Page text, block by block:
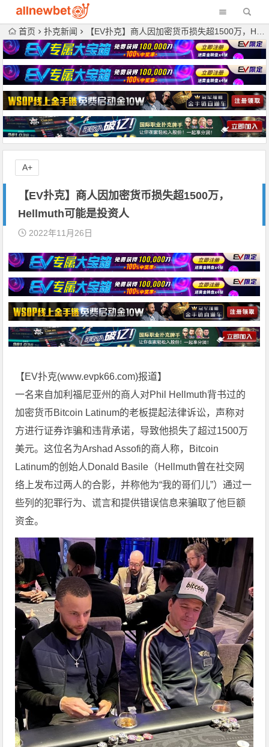
首页 扑克新闻 【EV扑克】商人因加密货币损失超1500万，Hellmuth可能是投资人
【EV扑克】商人因加密货币损失超1500万，
Hellmuth可能是投资人
2022年11月26日
【EV扑克(www.evpk66.com)报道】
一名来自加利福尼亚州的商人对Phil Hellmuth背书过的
加密货币Bitcoin Latinum的老板提起法律诉讼，声称对
方进行证券诈骗和违背承诺，导致他损失了超过1500万
美元。这位名为Arshad Assofi的商人称，Bitcoin
Latinum的创始人Donald Basile（Hellmuth曾在社交网
络上发布过两人的合影，并称他为“我的哥们儿”）通过一
些列的犯罪行为、谎言和提供错误信息来骗取了他巨额
资金。
A+